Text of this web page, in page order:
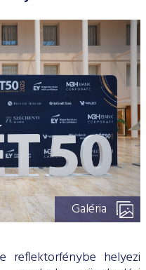
Galéria
reflektorfénybe helyezi